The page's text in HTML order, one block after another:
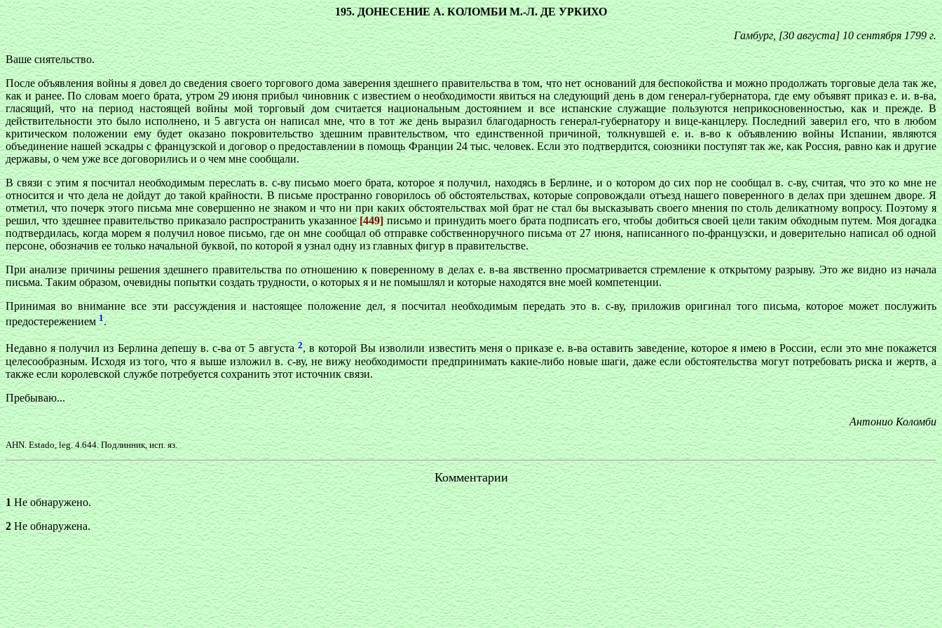
195. ДОНЕСЕНИЕ А. КОЛОМБИ М.-Л. ДЕ УРКИХО
Гамбург, [30 августа] 10 сентября 1799 г.
Ваше сиятельство.
После объявления войны я довел до сведения своего торгового дома заверения здешнего правительства в том, что нет оснований для беспокойства и можно продолжать торговые дела так же,
как и ранее. По словам моего брата, утром 29 июня прибыл чиновник с известием о необходимости явиться на следующий день в дом генерал-губернатора, где ему объявят приказ е. и. в-ва,
гласящий, что на период настоящей войны мой торговый дом считается национальным достоянием и все испанские служащие пользуются неприкосновенностью, как и прежде. В
действительности это было исполнено, и 5 августа он написал мне, что в тот же день выразил благодарность генерал-губернатору и вице-канцлеру. Последний заверил его, что в любом
критическом положении ему будет оказано покровительство здешним правительством, что единственной причиной, толкнувшей е. и. в-во к объявлению войны Испании, являются
объединение нашей эскадры с французской и договор о предоставлении в помощь Франции 24 тыс. человек. Если это подтвердится, союзники поступят так же, как Россия, равно как и другие
державы, о чем уже все договорились и о чем мне сообщали.
В связи с этим я посчитал необходимым переслать в. с-ву письмо моего брата, которое я получил, находясь в Берлине, и о котором до сих пор не сообщал в. с-ву, считая, что это ко мне не
относится и что дела не дойдут до такой крайности. В письме пространно говорилось об обстоятельствах, которые сопровождали отъезд нашего поверенного в делах при здешнем дворе. Я
отметил, что почерк этого письма мне совершенно не знаком и что ни при каких обстоятельствах мой брат не стал бы высказывать своего мнения по столь деликатному вопросу. Поэтому я
решил, что здешнее правительство приказало распространить указанное[449]письмо и принудить моего брата подписать его, чтобы добиться своей цели таким обходным путем. Моя догадка
подтвердилась, когда морем я получил новое письмо, где он мне сообщал об отправке собственноручного письма от 27 июня, написанного по-французски, и доверительно написал об одной
персоне, обозначив ее только начальной буквой, по которой я узнал одну из главных фигур в правительстве.
При анализе причины решения здешнего правительства по отношению к поверенному в делах е. в-ва явственно просматривается стремление к открытому разрыву. Это же видно из начала
письма. Таким образом, очевидны попытки создать трудности, о которых я и не помышлял и которые находятся вне моей компетенции.
Принимая во внимание все эти рассуждения и настоящее положение дел, я посчитал необходимым передать это в. с-ву, приложив оригинал того письма, которое может послужить
предостережением1.
Недавно я получил из Берлина депешу в. с-ва от 5 августа2, в которой Вы изволили известить меня о приказе е. в-ва оставить заведение, которое я имею в России, если это мне покажется
целесообразным. Исходя из того, что я выше изложил в. с-ву, не вижу необходимости предпринимать какие-либо новые шаги, даже если обстоятельства могут потребовать риска и жертв, а
также если королевской службе потребуется сохранить этот источник связи.
Пребываю...
Антонио Коломби
AHN. Estado, leg. 4.644. Подлинник, исп. яз.
Комментарии
1Не обнаружено.
2Не обнаружена.